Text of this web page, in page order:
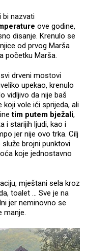
bi nazvati
ove godine,
disanje. Krenulo se
od prvog Marša
početku Marša.
drveni mostovi
upekao, krenulo
vidljivo da nije baš
vole ići sprijeda, ali
tim putem bježali,
i starijih ljudi, kao i
jer nije ovo trka. Cilj
brojni punktovi
koje jednostavno
mještani sela kroz
toalet ... Sve je na
jer neminovno se